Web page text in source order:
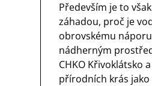
Především je to
záhadou, proč je
obrovskému
nádherným
CHKO Křivoklátsko
přírodních krás jako